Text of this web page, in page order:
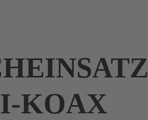
KOAX